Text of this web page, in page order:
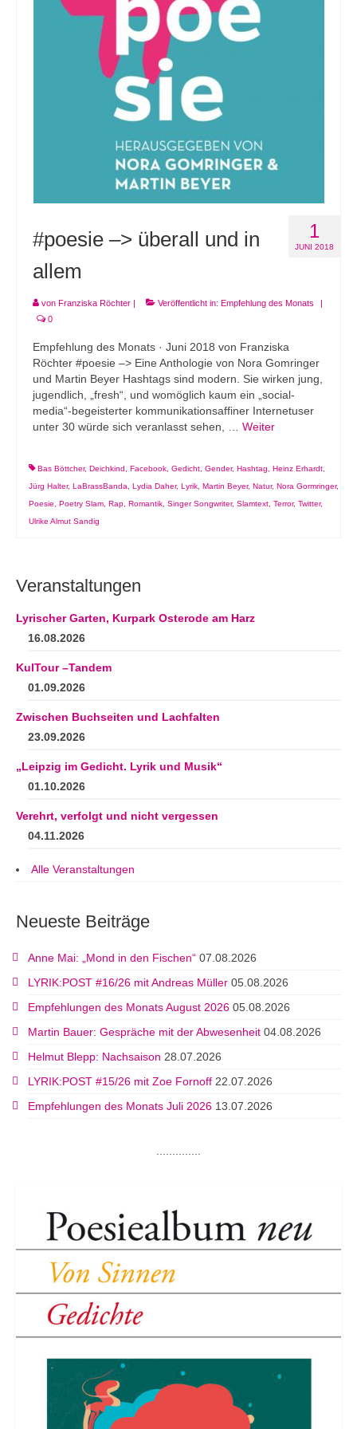
Neuerscheinungen von Mitgliedern
Ausschreibungen
Leipziger Lyrikbibliothek
Mitglied werden
1
JUNI 2018
#poesie –> überall und in
allem
von Franziska Röchter | Veröffentlicht in: Empfehlung des Monats
|
0
Empfehlung des Monats · Juni 2018 von Franziska
Röchter #poesie –> Eine Anthologie von Nora Gomringer
und Martin Beyer Hashtags sind modern. Sie wirken jung,
jugendlich, „fresh“, und womöglich kaum ein „social-
media“-begeisterter kommunikationsaffiner Internetuser
unter 30 würde sich veranlasst sehen, … Weiter
Bas Böttcher, Deichkind Facebook Gedicht Gender, Hashtag Heinz Erhardt
Jürg Halter, LaBrassBanda Lydia Daher, Lyrik Martin Beyer, Natur, Nora Gormringer,
Poesie
Poetry Slam Rap Romantik Singer Songwriter, Slamtext Terror, Twitter,
Ulrike Almut Sandig
Veranstaltungen
Lyrischer Garten, Kurpark Osterode am Harz
16.08.2026
KulTour –Tandem
01.09.2026
Zwischen Buchseiten und Lachfalten
23.09.2026
„Leipzig im Gedicht. Lyrik und Musik“
01.10.2026
Verehrt, verfolgt und nicht vergessen
04.11.2026
Alle Veranstaltungen
Neueste Beiträge
Anne Mai: „Mond in den Fischen“ 07.08.2026
LYRIK:POST #16/26 mit Andreas Müller 05.08.2026
Empfehlungen des Monats August 2026 05.08.2026
Martin Bauer: Gespräche mit der Abwesenheit 04.08.2026
Helmut Blepp: Nachsaison 28.07.2026
LYRIK:POST #15/26 mit Zoe Fornoff 22.07.2026
Empfehlungen des Monats Juli 2026 13.07.2026